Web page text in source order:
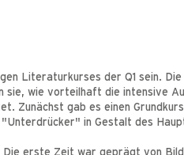
Literaturkurses der Q1 sein.
wie vorteilhaft die intensive
gab es einen Grundkurs
in Gestalt des
Die erste Zeit war geprägt von